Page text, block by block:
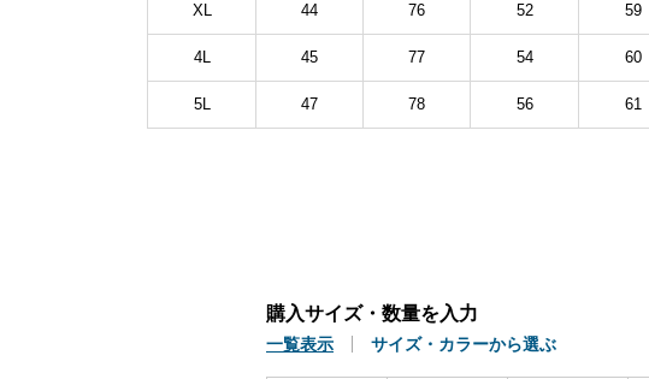
XL 44 76 52 59
4L 45 77 54 60
5L 47 78 56 61
購入サイズ・数量を入力
一覧表示 サイズ・カラーから選ぶ